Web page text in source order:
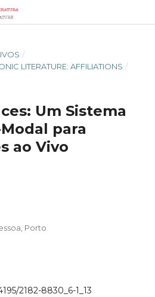
/
LITERATURE: AFFILIATIONS /
Um Sistema
para
ao Vivo
Porto
2182-8830_6-1_13